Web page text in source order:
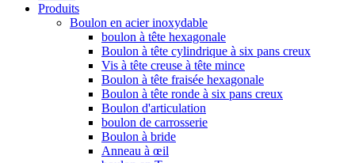
Produits
Boulon en acier inoxydable
boulon à tête hexagonale
Boulon à tête cylindrique à six pans creux
Vis à tête creuse à tête mince
Boulon à tête fraisée hexagonale
Boulon à tête ronde à six pans creux
Boulon d'articulation
boulon de carrosserie
Boulon à bride
Anneau à œil